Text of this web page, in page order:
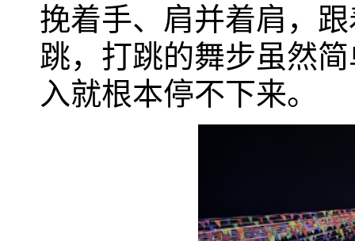
挽着手、肩并着肩，
跳，打跳的舞步虽然
入就根本停不下来。